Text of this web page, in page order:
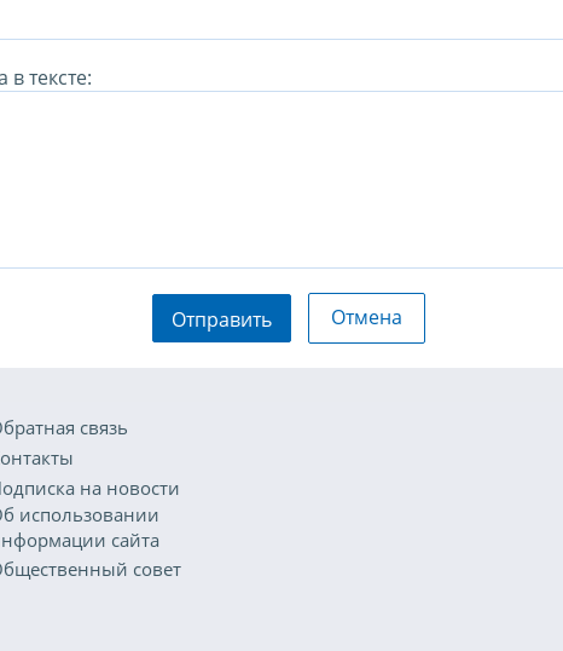
тексте:
Отправить Отмена
связь
на новости
использовании
сайта
совет